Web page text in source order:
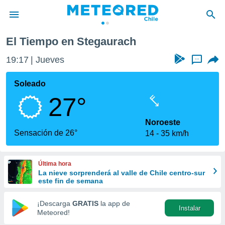
de
por
que se
calidad.
a este
las
y
forma
digital
basada
El Tiempo en Stegaurach
19:17 Jueves ...
Soleado
27°
Sensación de 26°
Noroeste
14
35 km/h
Última hora
La nieve sorprenderá al valle de Chile centro-sur
este fin de semana
¡Descarga GRATIS la app de
Meteored!
Instalar